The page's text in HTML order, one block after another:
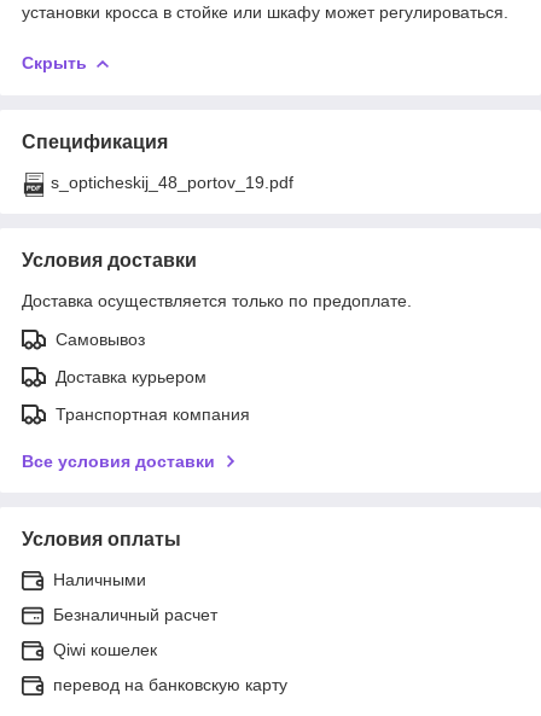
установки кросса в стойке или шкафу может регулироваться.
Скрыть
Спецификация
s_opticheskij_48_portov_19.pdf
Условия доставки
Доставка осуществляется только по предоплате.
Самовывоз
Доставка курьером
Транспортная компания
Все условия доставки
Условия оплаты
Наличными
Безналичный расчет
Qiwi кошелек
перевод на банковскую карту